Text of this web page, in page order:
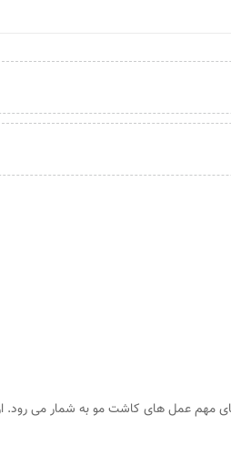
های مهم عمل های کاشت مو به شمار می